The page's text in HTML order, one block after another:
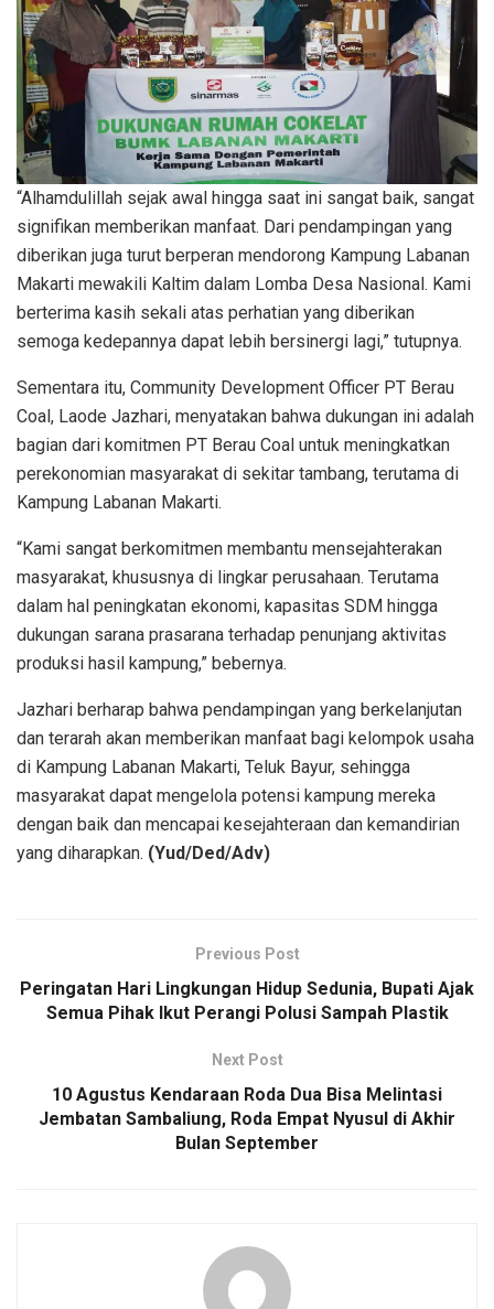
“Alhamdulillah sejak awal hingga saat ini sangat baik, sangat
signifikan memberikan manfaat. Dari pendampingan yang
diberikan juga turut berperan mendorong Kampung Labanan
Makarti mewakili Kaltim dalam Lomba Desa Nasional. Kami
berterima kasih sekali atas perhatian yang diberikan
semoga kedepannya dapat lebih bersinergi lagi,” tutupnya.
Sementara itu, Community Development Officer PT Berau
Coal, Laode Jazhari, menyatakan bahwa dukungan ini adalah
bagian dari komitmen PT Berau Coal untuk meningkatkan
perekonomian masyarakat di sekitar tambang, terutama di
Kampung Labanan Makarti.
“Kami sangat berkomitmen membantu mensejahterakan
masyarakat, khususnya di lingkar perusahaan. Terutama
dalam hal peningkatan ekonomi, kapasitas SDM hingga
dukungan sarana prasarana terhadap penunjang aktivitas
produksi hasil kampung,” bebernya.
Jazhari berharap bahwa pendampingan yang berkelanjutan
dan terarah akan memberikan manfaat bagi kelompok usaha
di Kampung Labanan Makarti, Teluk Bayur, sehingga
masyarakat dapat mengelola potensi kampung mereka
dengan baik dan mencapai kesejahteraan dan kemandirian
yang diharapkan. (Yud/Ded/Adv)
Previous Post
Peringatan Hari Lingkungan Hidup Sedunia, Bupati Ajak
Semua Pihak Ikut Perangi Polusi Sampah Plastik
Next Post
10 Agustus Kendaraan Roda Dua Bisa Melintasi
Jembatan Sambaliung, Roda Empat Nyusul di Akhir
Bulan September